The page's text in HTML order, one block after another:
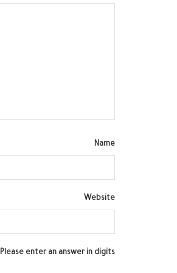
Name
Website
Please enter an answer in digits: